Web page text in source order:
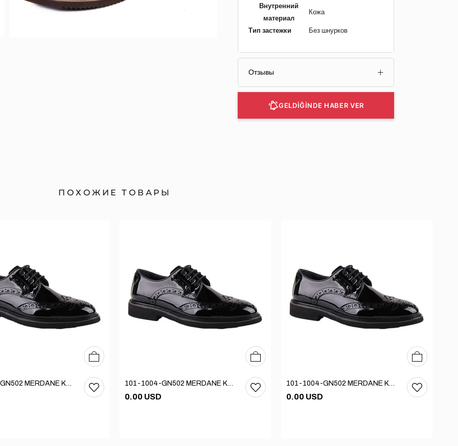
Внутренний
материал
Кожа
Тип застежки Без шнурков
Отзывы
GELDİĞİNDE HABER VER
ПОХОЖИЕ ТОВАРЫ
101-1004-GN502 MERDANE KLASİK AYAKKABI
4041
101-1004-GN502 MERDANE KLASİK AYAKKABI
0.00 USD
4041
101-1004-GN502 MERDANE KLASİK AYAKKABI
0.00 USD
4041